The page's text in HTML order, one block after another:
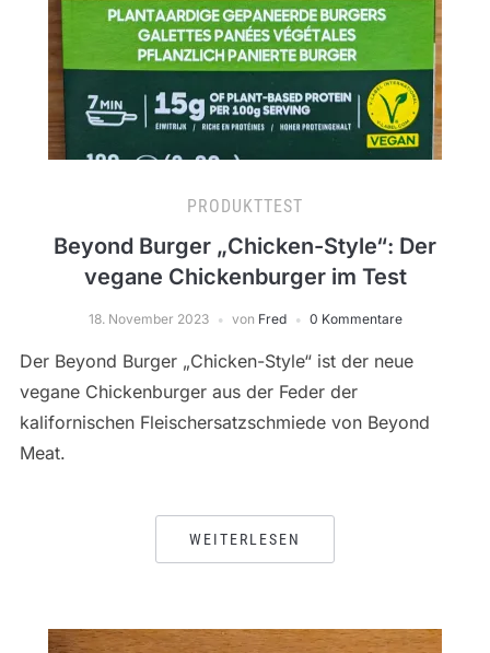
PRODUKTTEST
Beyond Burger „Chicken-Style“: Der
vegane Chickenburger im Test
18. November 2023 von Fred 0 Kommentare
Der Beyond Burger „Chicken-Style“ ist der neue
vegane Chickenburger aus der Feder der
kalifornischen Fleischersatzschmiede von Beyond
Meat.
WEITERLESEN